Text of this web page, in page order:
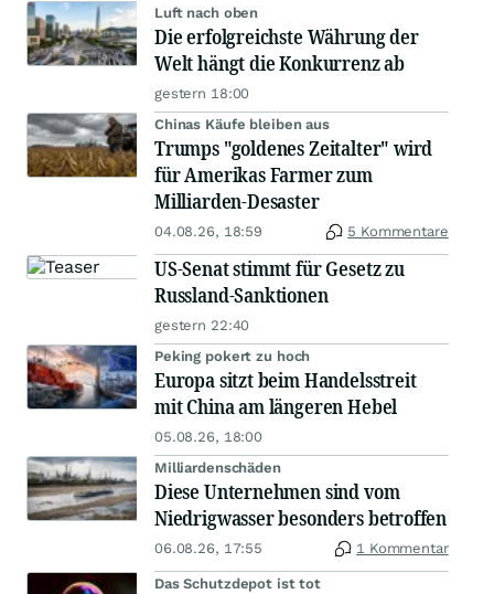
Luft nach oben
Die erfolgreichste Währung der
Welt hängt die Konkurrenz ab
gestern 18:00
Chinas Käufe bleiben aus
Trumps "goldenes Zeitalter" wird
für Amerikas Farmer zum
Milliarden-Desaster
04.08.26, 18:59 5 Kommentare
US-Senat stimmt für Gesetz zu
Russland-Sanktionen
gestern 22:40
Peking pokert zu hoch
Europa sitzt beim Handelsstreit
mit China am längeren Hebel
05.08.26, 18:00
Milliardenschäden
Diese Unternehmen sind vom
Niedrigwasser besonders betroffen
06.08.26, 17:55 1 Kommentar
Das Schutzdepot ist tot